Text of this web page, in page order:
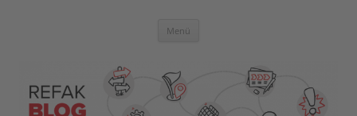
Blog der Referent:innen Akademie
Menü